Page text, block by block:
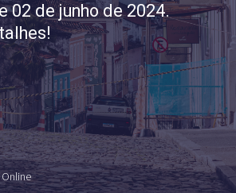
02 de junho de 2024.